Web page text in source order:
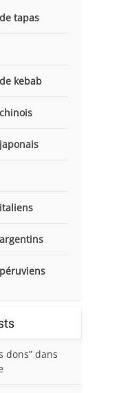
tapas
kebab
dons” dans